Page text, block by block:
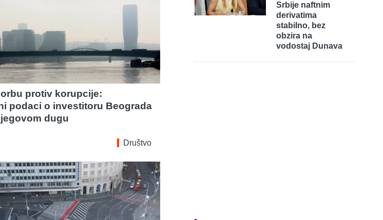
protiv korupcije:
podaci o investitoru Beograda
dugu
Društvo
Srbije naftnim
derivatima
stabilno, bez
obzira na
vodostaj Dunava